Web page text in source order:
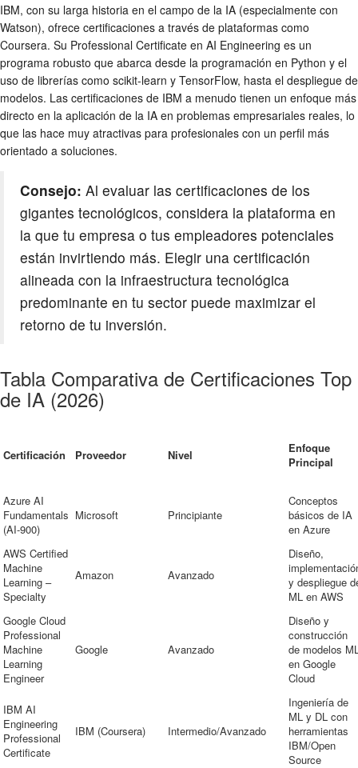
IBM, con su larga historia en el campo de la IA (especialmente con
Watson), ofrece certificaciones a través de plataformas como
Coursera. Su Professional Certificate en AI Engineering es un
programa robusto que abarca desde la programación en Python y el
uso de librerías como scikit-learn y TensorFlow, hasta el despliegue de
modelos. Las certificaciones de IBM a menudo tienen un enfoque más
directo en la aplicación de la IA en problemas empresariales reales, lo
que las hace muy atractivas para profesionales con un perfil más
orientado a soluciones.
Consejo: Al evaluar las certificaciones de los
gigantes tecnológicos, considera la plataforma en
la que tu empresa o tus empleadores potenciales
están invirtiendo más. Elegir una certificación
alineada con la infraestructura tecnológica
predominante en tu sector puede maximizar el
retorno de tu inversión.
Tabla Comparativa de Certificaciones Top
de IA (2026)
Certificación Proveedor Nivel
Enfoque
Principal
Azure AI
Fundamentals
(AI-900)
Microsoft Principiante
Conceptos
básicos de IA
en Azure
AWS Certified
Machine
Learning –
Specialty
Amazon Avanzado
Diseño,
y despliegue
ML en AWS
Google Cloud
Professional
Machine
Learning
Engineer
Google Avanzado
Diseño y
construcción
de modelos
en Google
Cloud
IBM AI
Engineering
Professional
Certificate
IBM (Coursera) Intermedio/Avanzado
Ingeniería de
ML y DL con
herramientas
IBM/Open
Source